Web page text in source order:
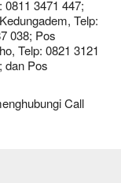
0811 3471 447;
Telp:
038; Pos
Telp: 0821 3121
dan Pos
Call